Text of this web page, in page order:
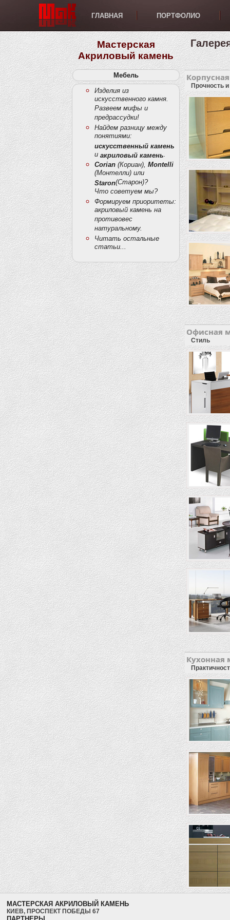
ГЛАВНАЯ ПОРТФОЛИО
Мастерская
Акриловый камень
Мебель
Изделия из
искусственного камня.
Развеем мифы и
предрассудки!
Найдем разницу между
понятиями:
искусственный камень
и акриловый камень.
Corian (Кориан), Montelli
(Монтелли) или
Staron(Старон)?
Что советуем мы?
Формируем приоритеты:
акриловый камень на
противовес
натуральному.
Читать остальные
статьи...
Прочность
Офисная
Стиль
Кухонная
МАСТЕРСКАЯ АКРИЛОВЫЙ КАМЕНЬ
КИЕВ, ПРОСПЕКТ ПОБЕДЫ 67